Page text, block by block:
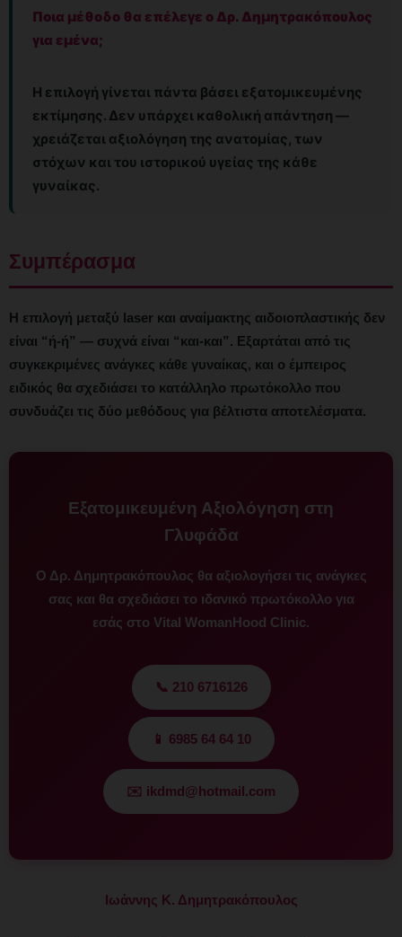
Ποια μέθοδο θα επέλεγε ο Δρ. Δημητρακόπουλος
για εμένα;
Η επιλογή γίνεται πάντα βάσει εξατομικευμένης
εκτίμησης. Δεν υπάρχει καθολική απάντηση —
χρειάζεται αξιολόγηση της ανατομίας, των
στόχων και του ιστορικού υγείας της κάθε
γυναίκας.
Συμπέρασμα
Η επιλογή μεταξύ laser και αναίμακτης αιδοιοπλαστικής δεν
είναι “ή-ή” — συχνά είναι “και-και”. Εξαρτάται από τις
συγκεκριμένες ανάγκες κάθε γυναίκας, και ο έμπειρος
ειδικός θα σχεδιάσει το κατάλληλο πρωτόκολλο που
συνδυάζει τις δύο μεθόδους για βέλτιστα αποτελέσματα.
Εξατομικευμένη Αξιολόγηση στη
Γλυφάδα
Ο Δρ. Δημητρακόπουλος θα αξιολογήσει τις ανάγκες
σας και θα σχεδιάσει το ιδανικό πρωτόκολλο για
εσάς στο Vital WomanHood Clinic.
📞 210 6716126
📱 6985 64 64 10
✉️ ikdmd@hotmail.com
Ιωάννης Κ. Δημητρακόπουλος